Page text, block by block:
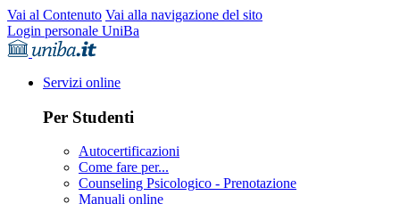
Vai al Contenuto Vai alla navigazione del sito
Login personale UniBa
Servizi online
Per Studenti
Autocertificazioni
Come fare per...
Counseling Psicologico - Prenotazione
Manuali online